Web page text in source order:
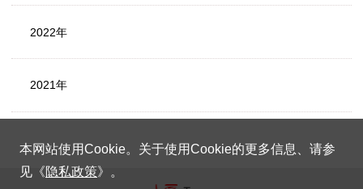
2022年
2021年
本网站使用Cookie。关于使用Cookie的更多信息、请参
见《隐私政策》。